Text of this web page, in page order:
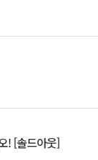
! [솔드아웃]